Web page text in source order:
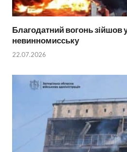
Благодатний вогонь зійшов
невинномисську
22.07.2026